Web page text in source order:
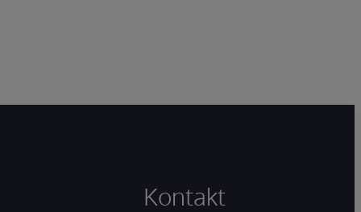
Kontakt